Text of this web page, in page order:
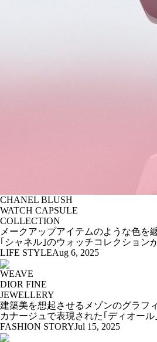
CHANEL BLUSH
WATCH CAPSULE
COLLECTION
メークアップアイテムのような色を
｢シャネル｣のウォッチコレクション
LIFE STYLEAug 6, 2025
WEAVE
DIOR FINE
JEWELLERY
建築美を想起させるメゾンのグラフ
カナージュで表現された｢ディオール
FASHION STORYJul 15, 2025